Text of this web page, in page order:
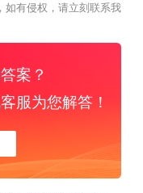
如有侵权，请立刻联系我
案？
服为您解答！